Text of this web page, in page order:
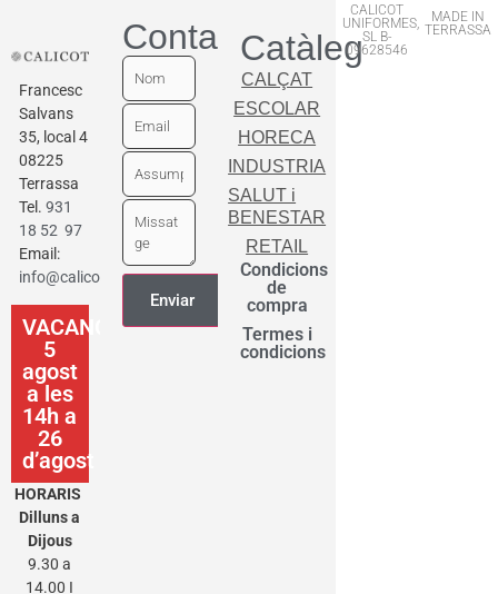
Francesc
Salvans
35, local 4
08225
Terrassa
Tel. 931
18 52 97
Email:
info@calicot.cat
VACANCES
5
agost
a les
14h a
26
d’agost
HORARIS
Dilluns a
Dijous
9.30 a
14.00 I
ContactarCatàleg
CALÇAT
ESCOLAR
HORECA
INDUSTRIA
SALUT i
BENESTAR
RETAIL
Condicions
de
compra
Termes i
condicions
CALICOT
UNIFORMES,
SL B-
09628546
MADE IN
TERRASSA